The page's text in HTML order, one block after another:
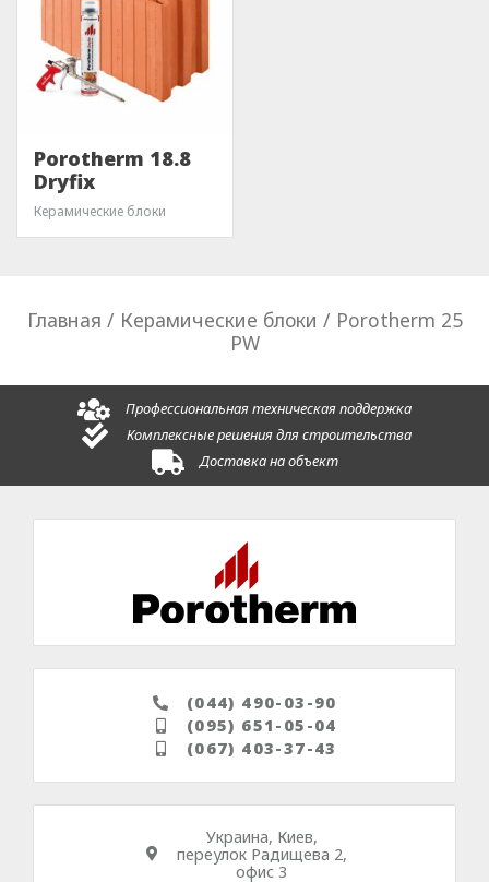
Porotherm 18.8
Dryfix
Керамические блоки
Главная / Керамические блоки / Porotherm 25
PW
Профессиональная техническая поддержка
Комплексные решения для строительства
Доставка на объект
(044) 490-03-90
(095) 651-05-04
(067) 403-37-43
Украина, Киев,
переулок Радищева 2,
офис 3